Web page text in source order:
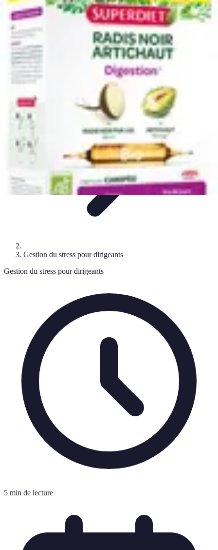
Stress Management Dirigeants
Gestion du stress pour dirigeantsFondamentaux Bien-
être
Stress Management Dirigeants
Gestion du stress pour dirigeants
Gestion du stress pour dirigeants
5 min de lecture